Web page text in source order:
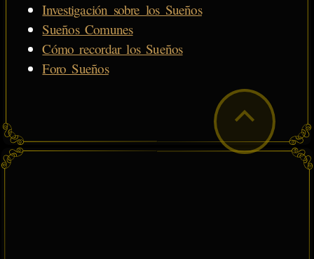
Investigación sobre los Sueños
Sueños Comunes
Cómo recordar los Sueños
Foro Sueños